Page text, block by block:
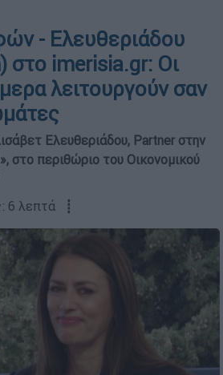
- Ελευθεριάδου
στο imerisia.gr: Οι
λειτουργούν σαν
Ελευθεριάδου, Partner στην
στο περιθώριο του Οικονομικού
6 λεπτά ┋